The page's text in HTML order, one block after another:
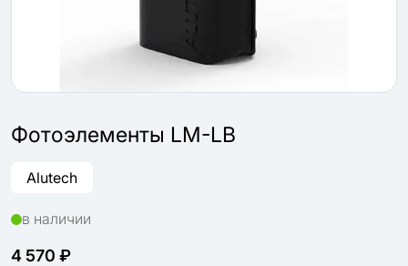
Фотоэлементы LM-LB
Alutech
в наличии
4 570 ₽